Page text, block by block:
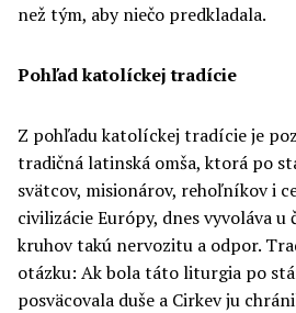
než tým, aby niečo predkladala.
Pohľad katolíckej tradície
Z pohľadu katolíckej tradície je
tradičná latinská omša, ktorá po
svätcov, misionárov, rehoľníkov i
civilizácie Európy, dnes vyvoláva
kruhov takú nervozitu a odpor.
otázku: Ak bola táto liturgia po
posväcovala duše a Cirkev ju